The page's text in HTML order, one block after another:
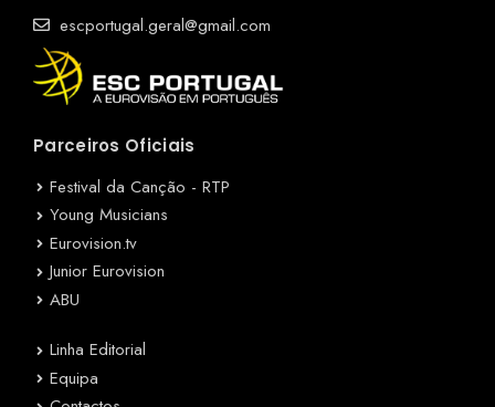
escportugal.geral@gmail.com
Parceiros Oficiais
Festival da Canção - RTP
Young Musicians
Eurovision.tv
Junior Eurovision
ABU
Linha Editorial
Equipa